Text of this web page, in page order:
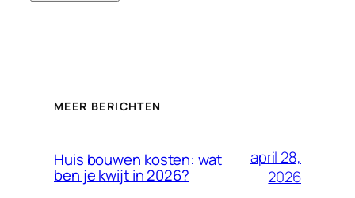
MEER BERICHTEN
Huis bouwen kosten: wat
ben je kwijt in 2026?
april 28,
2026